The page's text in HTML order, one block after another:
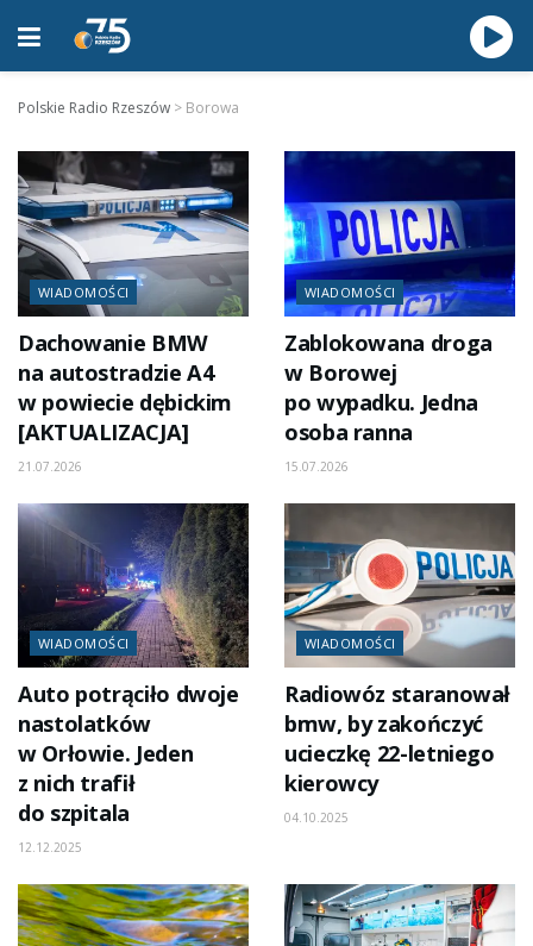
Polskie Radio Rzeszów > Borowa
WIADOMOŚCI
Dachowanie BMW
na autostradzie A4
w powiecie dębickim
[AKTUALIZACJA]
21.07.2026
WIADOMOŚCI
Zablokowana droga
w Borowej
po wypadku. Jedna
osoba ranna
15.07.2026
WIADOMOŚCI
Auto potrąciło dwoje
nastolatków
w Orłowie. Jeden
z nich trafił
do szpitala
12.12.2025
WIADOMOŚCI
Radiowóz staranował
bmw, by zakończyć
ucieczkę 22-letniego
kierowcy
04.10.2025